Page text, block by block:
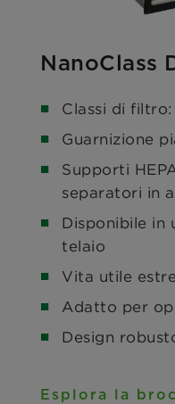
NanoClass
Classi di filtro:
Guarnizione
Supporti
separatori in
Disponibile in
telaio
Vita utile
Adatto per
Design
Esplora la